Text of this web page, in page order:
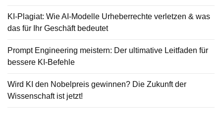
KI-Plagiat: Wie AI-Modelle Urheberrechte verletzen & was
das für Ihr Geschäft bedeutet
Prompt Engineering meistern: Der ultimative Leitfaden für
bessere KI-Befehle
Wird KI den Nobelpreis gewinnen? Die Zukunft der
Wissenschaft ist jetzt!